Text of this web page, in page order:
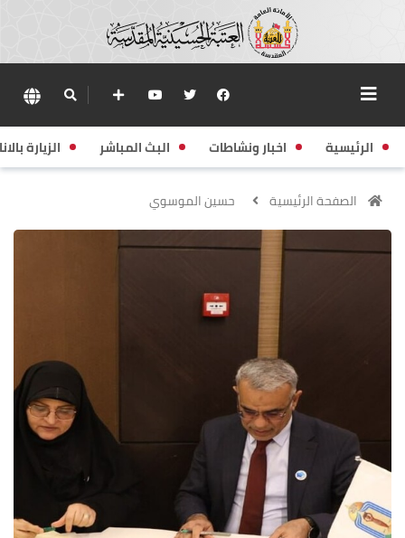
الرئيسية اخبار ونشاطات البث المباشر الزيارة
الصفحة الرئيسية حسين الموسوي